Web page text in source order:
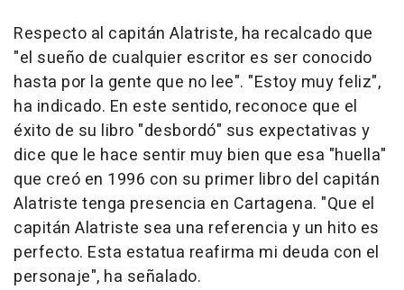
Respecto al capitán Alatriste, ha recalcado que
"el sueño de cualquier escritor es ser conocido
hasta por la gente que no lee". "Estoy muy feliz",
ha indicado. En este sentido, reconoce que el
éxito de su libro "desbordó" sus expectativas y
dice que le hace sentir muy bien que esa "huella"
que creó en 1996 con su primer libro del capitán
Alatriste tenga presencia en Cartagena. "Que el
capitán Alatriste sea una referencia y un hito es
perfecto. Esta estatua reafirma mi deuda con el
personaje", ha señalado.